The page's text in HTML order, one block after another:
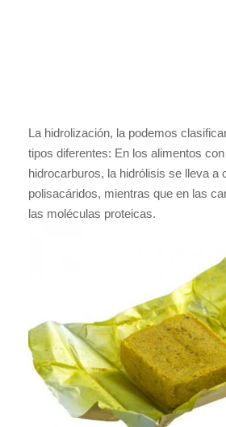
La hidrolización, la podemos
tipos diferentes: En los alimentos
hidrocarburos, la hidrólisis se lleva a
polisacáridos, mientras que en las
las moléculas proteicas.